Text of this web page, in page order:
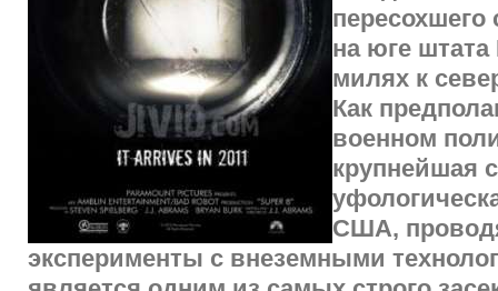
пересохшего
на юге
милях к
Как
военном
крупнейшая
США,
эксперименты с внеземными